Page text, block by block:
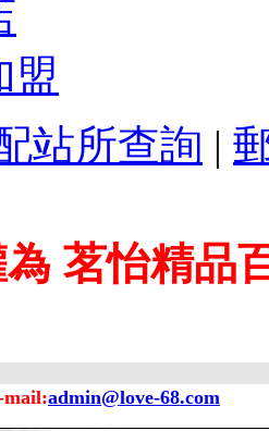
盟
站所查詢 |
茗怡精品
mail:admin@love-68.com